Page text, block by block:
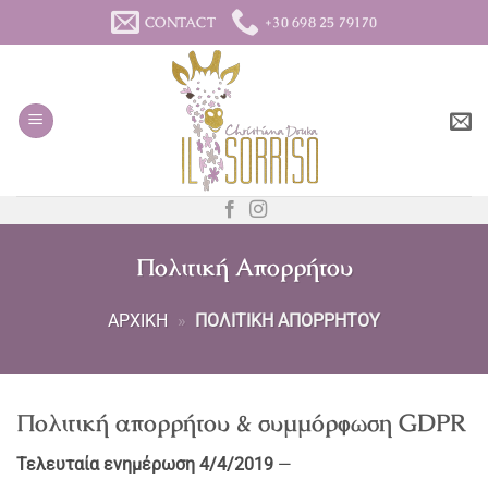
στο
CONTACT +30 698 25 79170
Πολιτική Απορρήτου
ΑΡΧΙΚΉ » ΠΟΛΙΤΙΚΉ ΑΠΟΡΡΉΤΟΥ
Πολιτική απορρήτου & συμμόρφωση GDPR
Τελευταία ενημέρωση 4/4/2019 —